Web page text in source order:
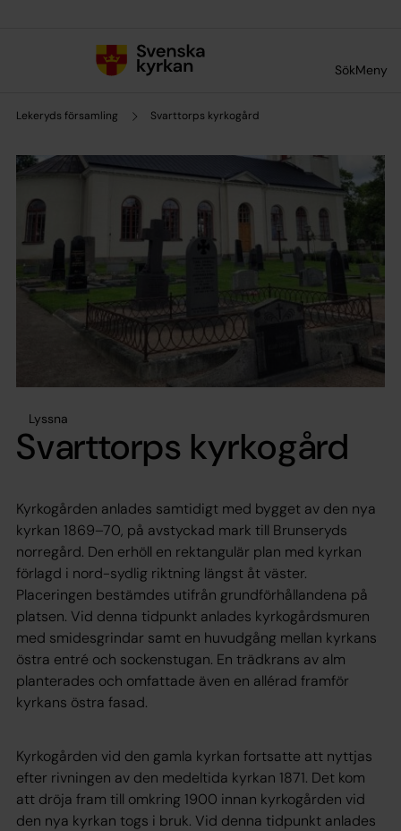
SökMeny
Lekeryds församling Svarttorps kyrkogård
Lyssna
Svarttorps kyrkogård
Kyrkogården anlades samtidigt med bygget av den nya
kyrkan 1869–70, på avstyckad mark till Brunseryds
norregård. Den erhöll en rektangulär plan med kyrkan
förlagd i nord-sydlig riktning längst åt väster.
Placeringen bestämdes utifrån grundförhållandena på
platsen. Vid denna tidpunkt anlades kyrkogårdsmuren
med smidesgrindar samt en huvudgång mellan kyrkans
östra entré och sockenstugan. En trädkrans av alm
planterades och omfattade även en allérad framför
kyrkans östra fasad.
Kyrkogården vid den gamla kyrkan fortsatte att nyttjas
efter rivningen av den medeltida kyrkan 1871. Det kom
att dröja fram till omkring 1900 innan kyrkogården vid
den nya kyrkan togs i bruk. Vid denna tidpunkt anlades